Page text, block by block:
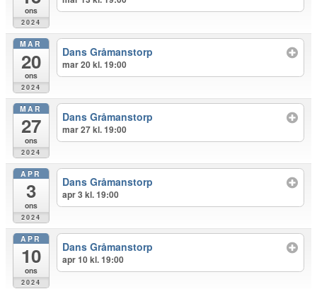
ons
2024
MAR
20
ons
2024
Dans Gråmanstorp
mar 20 kl. 19:00
MAR
27
ons
2024
Dans Gråmanstorp
mar 27 kl. 19:00
APR
3
ons
2024
Dans Gråmanstorp
apr 3 kl. 19:00
APR
10
ons
2024
Dans Gråmanstorp
apr 10 kl. 19:00